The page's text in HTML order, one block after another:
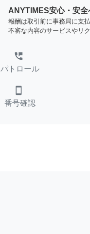
ANYTIMES安心・安
報酬は取引前に事務局に支
不審な内容のサービスやリ
perm_phone_msg
パトロール
smartphone
番号確認